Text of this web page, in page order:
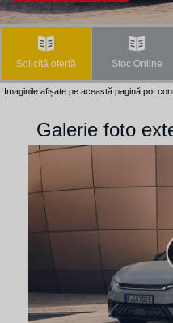
Solicită ofertă Stoc Online
Imaginile afișate pe această pagină pot
Galerie foto